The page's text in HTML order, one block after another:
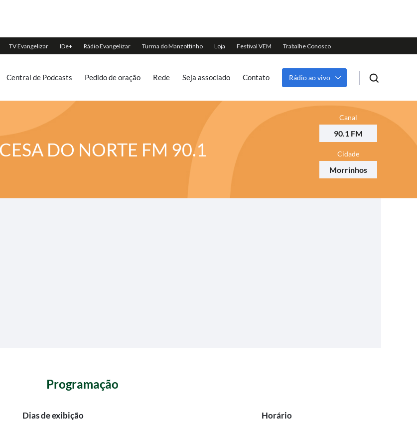
Central de Podcasts Pedido de oração Rede Seja associado Contato Rádio ao vivo
DO NORTE FM 90.1
Canal
90.1 FM
Cidade
Morrinhos
Programação
Dias de exibição Horário